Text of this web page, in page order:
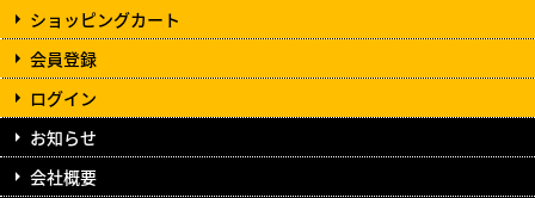
ショッピングカート
会員登録
ログイン
お知らせ
会社概要